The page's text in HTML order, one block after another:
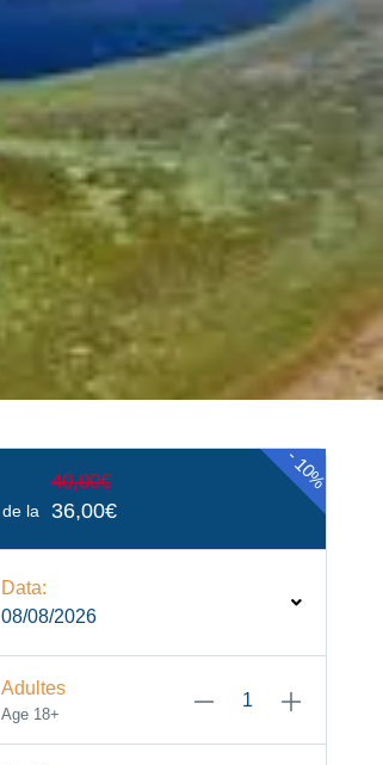
-
10%
de la
40,00€
36,00€
Data:
08/08/2026
Adultes
Age 18+